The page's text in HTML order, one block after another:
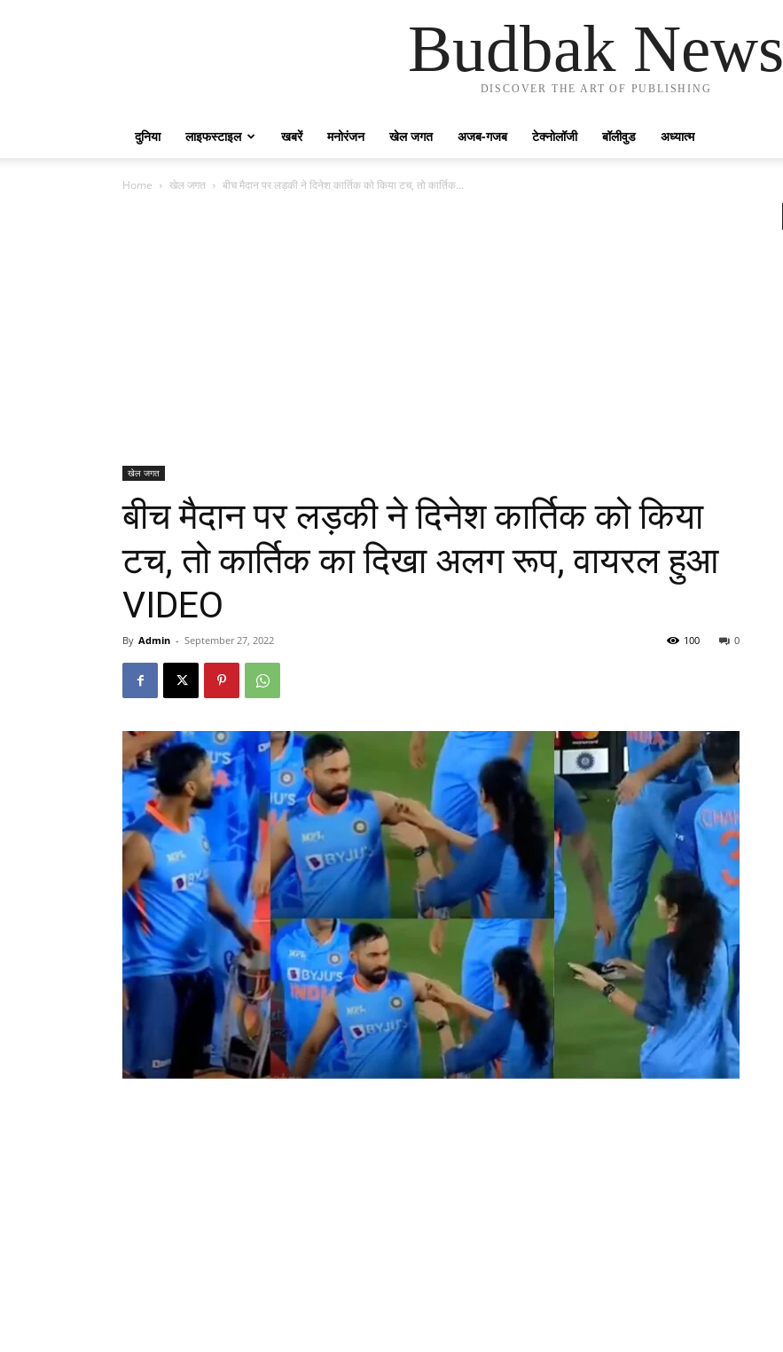
Budbak News
DISCOVER THE ART OF PUBLISHING
दुनिया लाइफस्टाइल खबरें मनोरंजन खेल जगत अजब-गजब टेक्नोलॉजी बॉलीवुड अध्यात्म
Home खेल जगत बीच मैदान पर लड़की ने दिनेश कार्तिक को किया टच, तो कार्तिक...
खेल जगत
बीच मैदान पर लड़की ने दिनेश कार्तिक को किया
टच, तो कार्तिक का दिखा अलग रूप, वायरल हुआ
VIDEO
By Admin - September 27, 2022 0
100